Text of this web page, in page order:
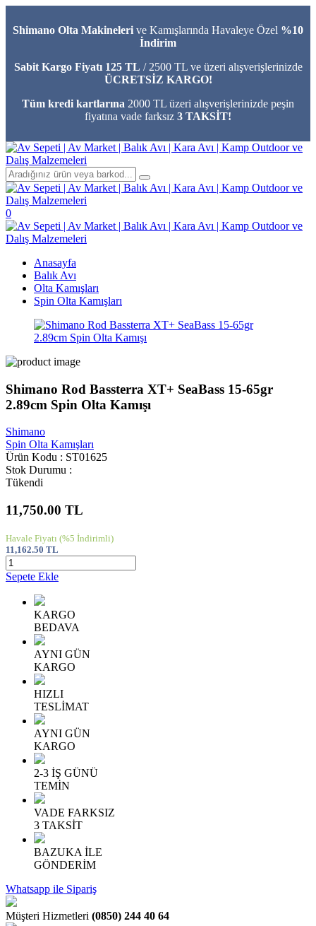
Shimano Olta Makineleri ve Kamışlarında Havaleye Özel %10
İndirim
Sabit Kargo Fiyatı 125 TL / 2500 TL ve üzeri alışverişlerinizde
ÜCRETSİZ KARGO!
Tüm kredi kartlarına 2000 TL üzeri alışverişlerinizde peşin
fiyatına vade farksız 3 TAKSİT!
0
Anasayfa
Balık Avı
Olta Kamışları
Spin Olta Kamışları
Shimano Rod Bassterra XT+ SeaBass 15-65gr
2.89cm Spin Olta Kamışı
Shimano
Spin Olta Kamışları
Ürün Kodu : ST01625
Stok Durumu :
Tükendi
11,750.00 TL
Havale Fiyatı (%5 İndirimli)
11,162.50 TL
Sepete Ekle
KARGO
BEDAVA
AYNI GÜN
KARGO
HIZLI
TESLİMAT
AYNI GÜN
KARGO
2-3 İŞ GÜNÜ
TEMİN
VADE FARKSIZ
3 TAKSİT
BAZUKA İLE
GÖNDERİM
Whatsapp ile Sipariş
Müşteri Hizmetleri (0850) 244 40 64